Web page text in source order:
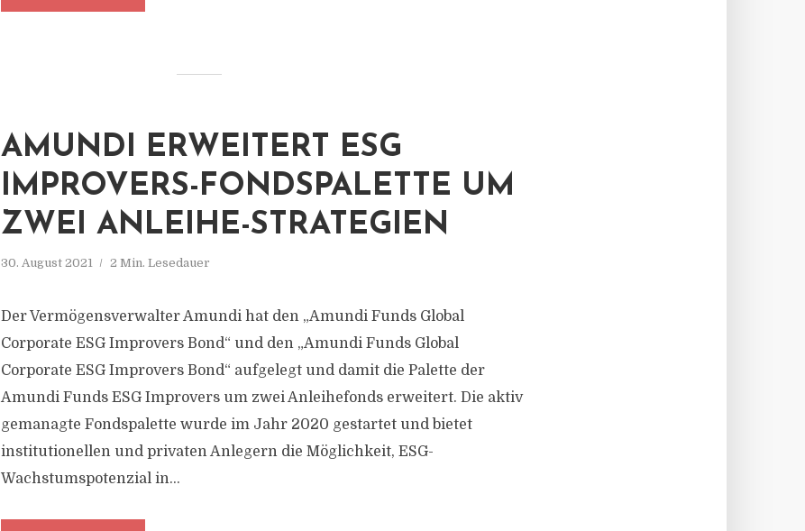
AMUNDI ERWEITERT ESG
IMPROVERS-FONDSPALETTE UM
ZWEI ANLEIHE-STRATEGIEN
30. August 2021 2 Min. Lesedauer
Der Vermögensverwalter Amundi hat den „Amundi Funds Global
Corporate ESG Improvers Bond“ und den „Amundi Funds Global
Corporate ESG Improvers Bond“ aufgelegt und damit die Palette der
Amundi Funds ESG Improvers um zwei Anleihefonds erweitert. Die aktiv
gemanagte Fondspalette wurde im Jahr 2020 gestartet und bietet
institutionellen und privaten Anlegern die Möglichkeit, ESG-
Wachstumspotenzial in...